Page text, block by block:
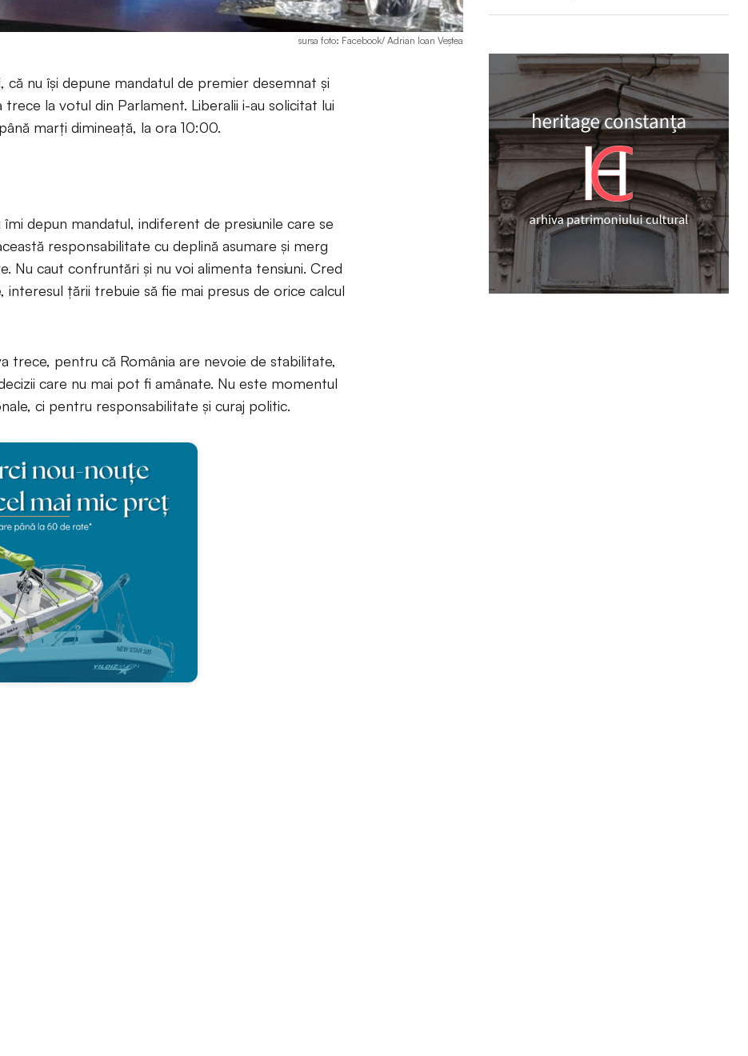
sursa foto: Facebook/ Adrian Ioan Veştea
că nu își depune mandatul de premier desemnat și
trece la votul din Parlament. Liberalii i-au solicitat lui
marți dimineață, la ora 10:00.
îmi depun mandatul, indiferent de presiunile care se
responsabilitate cu deplină asumare și merg
Nu caut confruntări și nu voi alimenta tensiuni. Cred
interesul țării trebuie să fie mai presus de orice calcul
trece, pentru că România are nevoie de stabilitate,
care nu mai pot fi amânate. Nu este momentul
ci pentru responsabilitate și curaj politic.